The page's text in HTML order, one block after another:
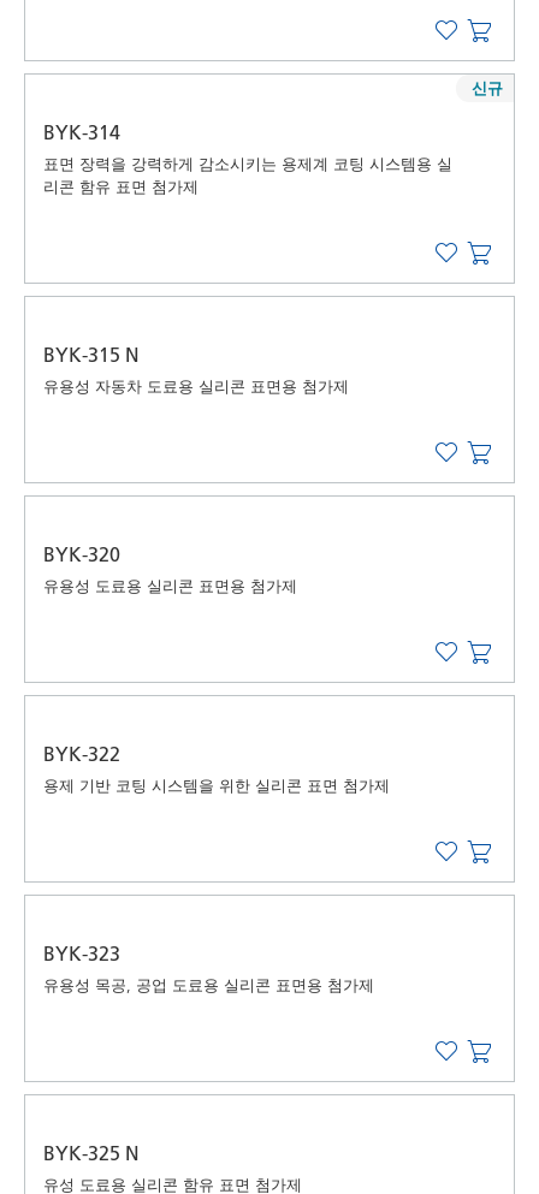
BYK-314
표면 장력을 강력하게 감소시키는 용제계 코팅 시스템용 실
리콘 함유 표면 첨가제
신규
BYK-315 N
유용성 자동차 도료용 실리콘 표면용 첨가제
BYK-320
유용성 도료용 실리콘 표면용 첨가제
BYK-322
용제 기반 코팅 시스템을 위한 실리콘 표면 첨가제
BYK-323
유용성 목공, 공업 도료용 실리콘 표면용 첨가제
BYK-325 N
유성 도료용 실리콘 함유 표면 첨가제